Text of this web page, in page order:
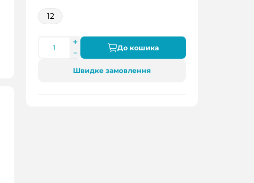
12
До кошика
Швидке замовлення